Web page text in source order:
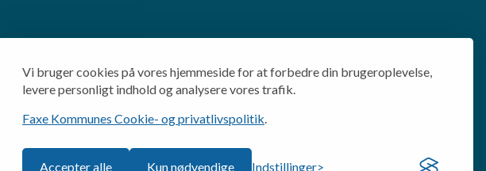
Vi bruger cookies på vores hjemmeside for at forbedre din brugeroplevelse,
levere personligt indhold og analysere vores trafik.
Faxe Kommunes Cookie- og privatlivspolitik.
Accepter alle Kun nødvendige Indstillinger